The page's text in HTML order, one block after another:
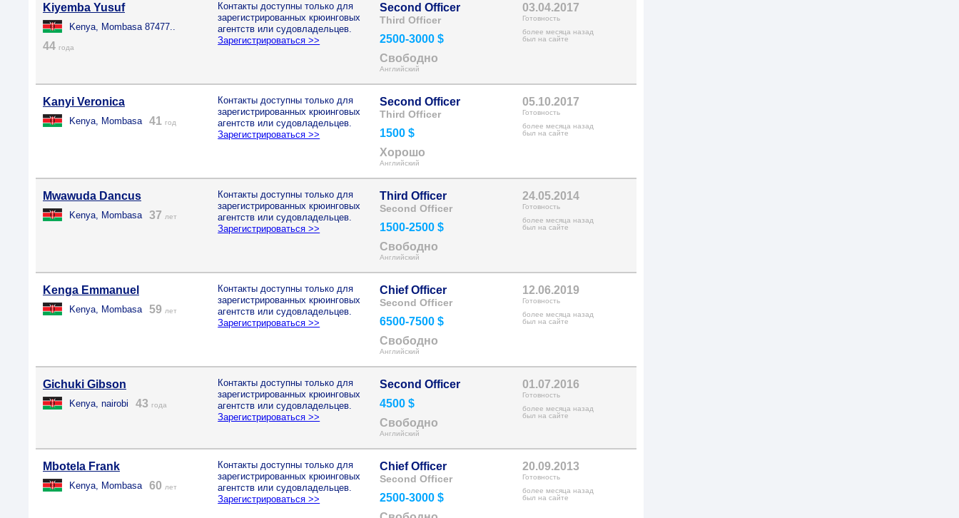
Kiyemba Yusuf
Kenya, Mombasa 87477..
44 года
Контакты доступны только для
зарегистрированных крюинговых
агентств или судовладельцев.
Зарегистрироваться >>
Second Officer
Third Officer
2500-3000 $
Свободно
Английский
03.04.2017
Готовность
более месяца назад
был на сайте
Kanyi Veronica
Kenya, Mombasa 41 год
Контакты доступны только для
зарегистрированных крюинговых
агентств или судовладельцев.
Зарегистрироваться >>
Second Officer
Third Officer
1500 $
Хорошо
Английский
05.10.2017
Готовность
более месяца назад
был на сайте
Mwawuda Dancus
Kenya, Mombasa 37 лет
Контакты доступны только для
зарегистрированных крюинговых
агентств или судовладельцев.
Зарегистрироваться >>
Third Officer
Second Officer
1500-2500 $
Свободно
Английский
24.05.2014
Готовность
более месяца назад
был на сайте
Kenga Emmanuel
Kenya, Mombasa 59 лет
Контакты доступны только для
зарегистрированных крюинговых
агентств или судовладельцев.
Зарегистрироваться >>
Chief Officer
Second Officer
6500-7500 $
Свободно
Английский
12.06.2019
Готовность
более месяца назад
был на сайте
Gichuki Gibson
Kenya, nairobi 43 года
Контакты доступны только для
зарегистрированных крюинговых
агентств или судовладельцев.
Зарегистрироваться >>
Second Officer
4500 $
Свободно
Английский
01.07.2016
Готовность
более месяца назад
был на сайте
Mbotela Frank
Kenya, Mombasa 60 лет
Контакты доступны только для
зарегистрированных крюинговых
агентств или судовладельцев.
Зарегистрироваться >>
Chief Officer
Second Officer
2500-3000 $
20.09.2013
Готовность
более месяца назад
был на сайте